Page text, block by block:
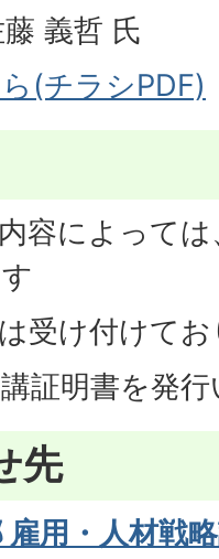
義哲 氏
(チラシPDF)
容によって
受け付けて
証明書を発
先
用・人材戦